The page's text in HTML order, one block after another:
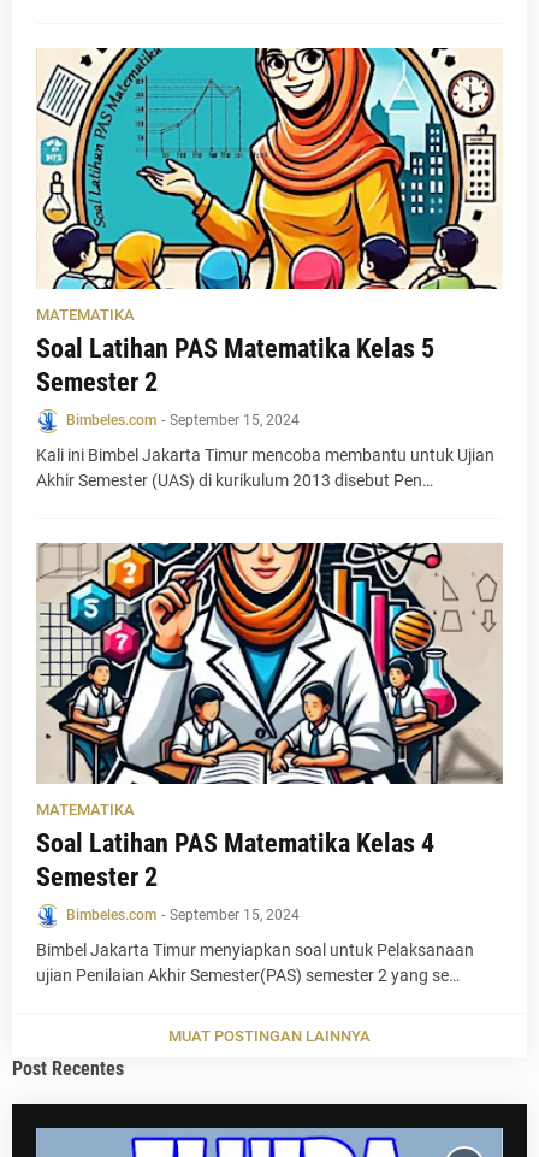
MATEMATIKA
Soal Latihan PAS Matematika Kelas 5
Semester 2
Bimbeles.com - September 15, 2024
Kali ini Bimbel Jakarta Timur mencoba membantu untuk Ujian
Akhir Semester (UAS) di kurikulum 2013 disebut Pen…
MATEMATIKA
Soal Latihan PAS Matematika Kelas 4
Semester 2
Bimbeles.com - September 15, 2024
Bimbel Jakarta Timur menyiapkan soal untuk Pelaksanaan
ujian Penilaian Akhir Semester(PAS) semester 2 yang se…
MUAT POSTINGAN LAINNYA
Post Recentes